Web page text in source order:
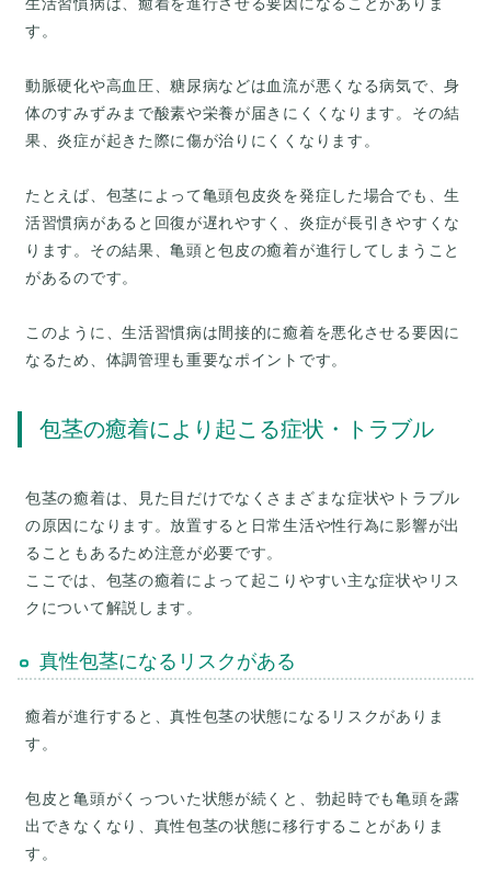
す。
動脈硬化や高血圧、糖尿病などは血流が悪くなる病気で、身
体のすみずみまで酸素や栄養が届きにくくなります。その結
果、炎症が起きた際に傷が治りにくくなります。
たとえば、包茎によって亀頭包皮炎を発症した場合でも、生
活習慣病があると回復が遅れやすく、炎症が長引きやすくな
ります。その結果、亀頭と包皮の癒着が進行してしまうこと
があるのです。
このように、生活習慣病は間接的に癒着を悪化させる要因に
包茎の癒着により起こる症状・トラブル
包茎の癒着は、見た目だけでなくさまざまな症状やトラブル
の原因になります。放置すると日常生活や性行為に影響が出
ることもあるため注意が必要です。
ここでは、包茎の癒着によって起こりやすい主な症状やリス
真性包茎になるリスクがある
癒着が進行すると、真性包茎の状態になるリスクがありま
す。
包皮と亀頭がくっついた状態が続くと、勃起時でも亀頭を露
出できなくなり、真性包茎の状態に移行することがありま
す。